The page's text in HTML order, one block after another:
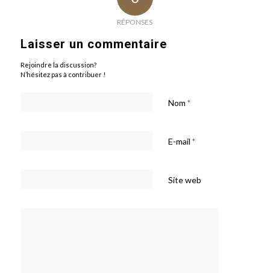
RÉPONSES
Laisser un commentaire
Rejoindre la discussion?
N’hésitez pas à contribuer !
Nom *
E-mail *
Site web